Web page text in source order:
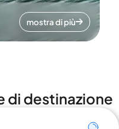
mostra di più
di destinazione